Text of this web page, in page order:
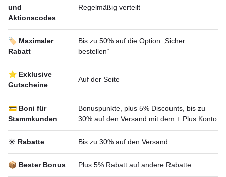
und
Aktionscodes
Regelmäßig verteilt
🏷️ Maximaler
Rabatt
Bis zu 50% auf die Option „Sicher
bestellen“
⭐ Exklusive
Gutscheine
Auf der Seite
💳 Boni für
Stammkunden
Bonuspunkte, plus 5% Discounts, bis zu
30% auf den Versand mit dem + Plus Konto
☀️ Rabatte Bis zu 30% auf den Versand
📦 Bester Bonus Plus 5% Rabatt auf andere Rabatte